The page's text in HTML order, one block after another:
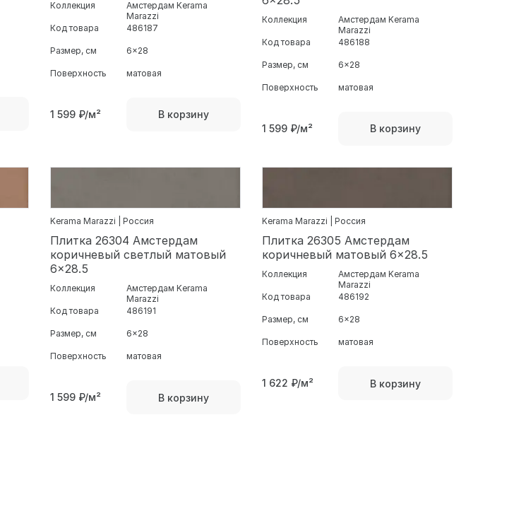
Коллекция
Амстердам Kerama
Marazzi
Код товара
486187
Размер, см 6x28
Поверхность матовая
1 599 ₽/м² В корзину
Коллекция
Амстердам Kerama
Marazzi
Код товара
486188
Размер, см 6x28
Поверхность матовая
1 599 ₽/м² В корзину
Kerama Marazzi | Россия
Плитка 26304 Амстердам
коричневый светлый матовый
6x28.5
Коллекция
Амстердам Kerama
Marazzi
Код товара
486191
Размер, см 6x28
Поверхность матовая
1 599 ₽/м² В корзину
Kerama Marazzi | Россия
Плитка 26305 Амстердам
коричневый матовый 6x28.5
Коллекция
Амстердам Kerama
Marazzi
Код товара
486192
Размер, см 6x28
Поверхность матовая
1 622 ₽/м² В корзину